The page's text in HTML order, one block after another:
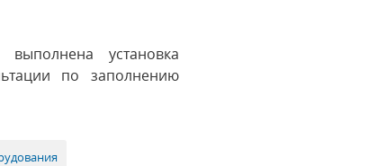
установка
по заполнению